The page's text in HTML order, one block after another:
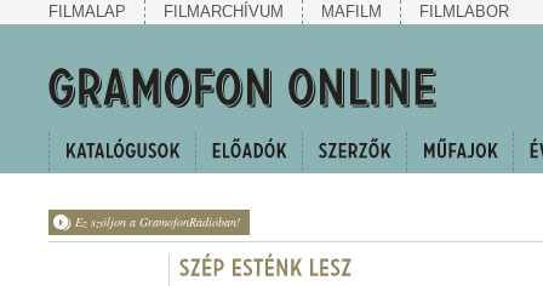
FILMALAP FILMARCHÍVUM MAFILM FILMLABOR
Ez szóljon a GramofonRádióban!